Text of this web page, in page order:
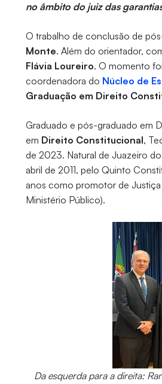
no âmbito do juiz das
O trabalho de conclusão de
Monte. Além do orientador,
Flávia Loureiro. O momento
coordenadora do Núcleo de
Graduação em Direito
Graduado e pós-graduado em
em Direito Constitucional,
de 2023. Natural de Juazeiro
abril de 2011, pelo Quinto
anos como promotor de
Ministério Público).
Da esquerda para a direita: